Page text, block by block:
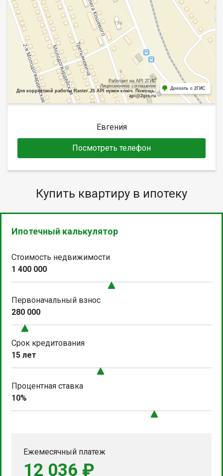
Работает на API 2ГИС
Лицензионное соглашение
Для корректной работы Raster JS API нужен ключ. Помощь:
api@2gis.ru
Доехать с 2ГИС
Евгения
Посмотреть телефон
Купить квартиру в ипотеку
Ипотечный калькулятор
Стоимость недвижимости
1 400 000
Первоначальный взнос
280 000
Срок кредитования
15 лет
Процентная ставка
10%
Ежемесячный платеж
12 036 ₽